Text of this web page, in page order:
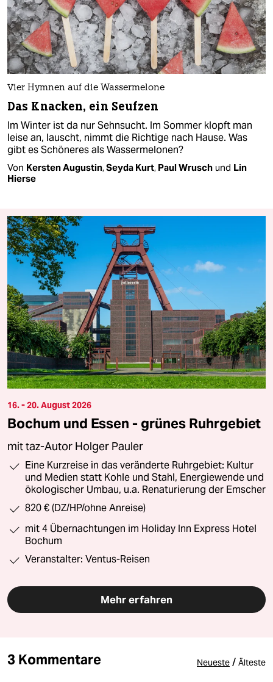
Vier Hymnen auf die Wassermelone
Das Knacken, ein Seufzen
Im Winter ist da nur Sehnsucht. Im Sommer klopft man
leise an, lauscht, nimmt die Richtige nach Hause. Was
gibt es Schöneres als Wassermelonen?
Von Kersten Augustin,Seyda Kurt, Paul Wrusch und Lin
Hierse
16. - 20. August 2026
Bochum und Essen - grünes Ruhrgebiet
mit taz-Autor Holger Pauler
Eine Kurzreise in das veränderte Ruhrgebiet: Kultur
und Medien statt Kohle und Stahl, Energiewende und
ökologischer Umbau, u.a. Renaturierung der Emscher
820 € (DZ/HP/ohne Anreise)
mit 4 Übernachtungen im Holiday Inn Express Hotel
Bochum
Veranstalter: Ventus-Reisen
Mehr erfahren
3 Kommentare Neueste / Älteste